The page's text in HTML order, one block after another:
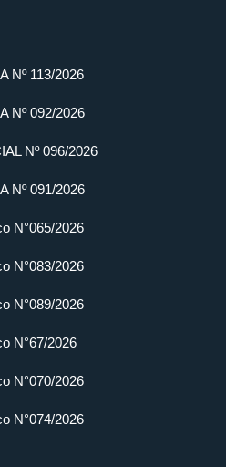
Nº 113/2026
Nº 092/2026
Nº 096/2026
Nº 091/2026
N°065/2026
N°083/2026
N°089/2026
N°67/2026
N°070/2026
N°074/2026